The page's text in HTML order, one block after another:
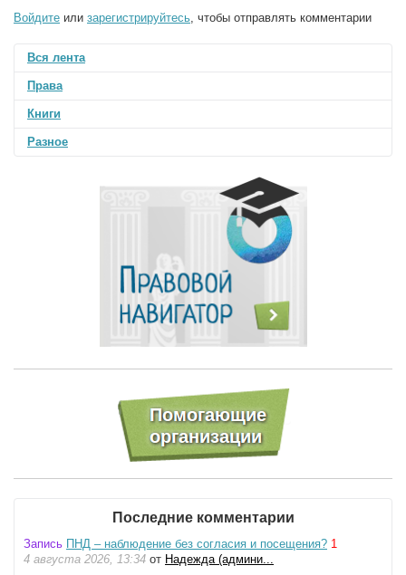
Войдите или зарегистрируйтесь , чтобы отправлять комментарии
Вся лента
Права
Книги
Разное
Последние комментарии
Запись ПНД – наблюдение без согласия и посещения? 1
4 августа 2026, 13:34 от Надежда (админи...